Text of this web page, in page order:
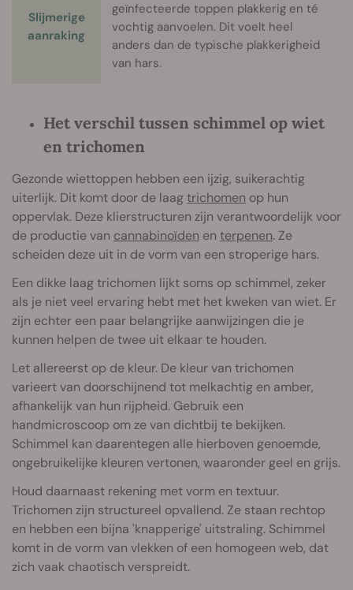
Slijmerige
aanraking
geïnfecteerde toppen plakkerig en té
vochtig aanvoelen. Dit voelt heel
anders dan de typische plakkerigheid
van hars.
Het verschil tussen schimmel op wiet
en trichomen
Gezonde wiettoppen hebben een ijzig, suikerachtig
uiterlijk. Dit komt door de laagtrichomen op hun
oppervlak. Deze klierstructuren zijn verantwoordelijk voor
de productie van cannabinoïden en terpenen. Ze
scheiden deze uit in de vorm van een stroperige hars.
Een dikke laag trichomen lijkt soms op schimmel, zeker
als je niet veel ervaring hebt met het kweken van wiet. Er
zijn echter een paar belangrijke aanwijzingen die je
kunnen helpen de twee uit elkaar te houden.
Let allereerst op de kleur. De kleur van trichomen
varieert van doorschijnend tot melkachtig en amber,
afhankelijk van hun rijpheid. Gebruik een
handmicroscoop om ze van dichtbij te bekijken.
Schimmel kan daarentegen alle hierboven genoemde,
ongebruikelijke kleuren vertonen, waaronder geel en grijs.
Houd daarnaast rekening met vorm en textuur.
Trichomen zijn structureel opvallend. Ze staan rechtop
en hebben een bijna 'knapperige' uitstraling. Schimmel
komt in de vorm van vlekken of een homogeen web, dat
zich vaak chaotisch verspreidt.